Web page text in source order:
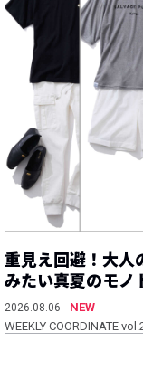
重見え回避！大人
みたい真夏のモノ
2026.08.06
NEW
WEEKLY COORDINATE